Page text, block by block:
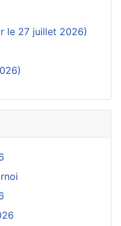
le 27 juillet 2026)